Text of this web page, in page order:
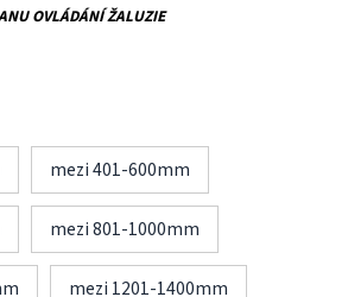
OVLÁDÁNÍ ŽALUZIE
mezi 401-600mm
mezi 801-1000mm
mezi 1201-1400mm